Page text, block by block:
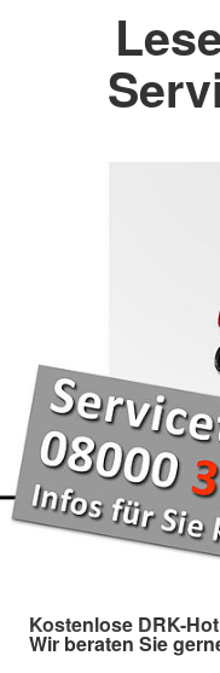
Kostenlose DRK-
Wir beraten Sie